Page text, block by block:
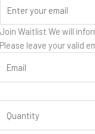
Join Waitlist We will
Please leave your valid